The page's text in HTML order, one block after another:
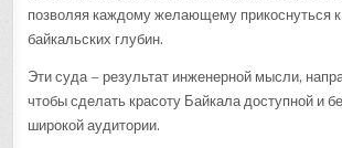
позволяя каждому желающему прикоснуться
байкальских глубин.
Эти суда – результат инженерной мысли,
чтобы сделать красоту Байкала доступной и
широкой аудитории.